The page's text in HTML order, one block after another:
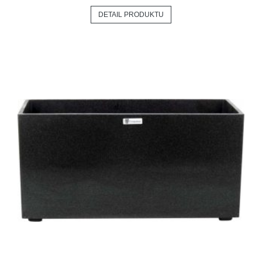
DETAIL PRODUKTU